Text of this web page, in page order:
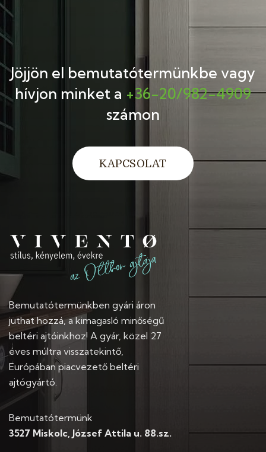
Jöjjön el bemutatótermünkbe vagy
hívjon minket a +36-20/982-4909
számon
KAPCSOLAT
Bemutatótermünkben gyári áron
juthat hozzá, a kimagasló minőségű
beltéri ajtóinkhoz! A gyár, közel 27
éves múltra visszatekintő,
Európában piacvezető beltéri
ajtógyártó.
Bemutatótermünk
3527 Miskolc, József Attila u. 88.sz.